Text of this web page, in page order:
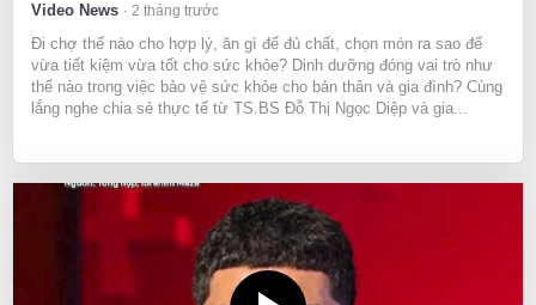
Video News 2 tháng trước
Đi chợ thế nào cho hợp lý, ăn gì để đủ chất, chọn món ra sao để
vừa tiết kiệm vừa tốt cho sức khỏe? Dinh dưỡng đóng vai trò như
thế nào trong việc bảo vệ sức khỏe cho bản thân và gia đình? Cùng
lắng nghe chia sẻ thực tế từ TS.BS Đỗ Thị Ngọc Diệp và gia...